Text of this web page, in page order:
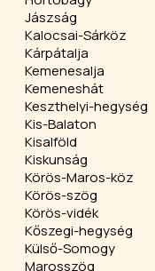
Jászság
Kalocsai-Sárköz
Kárpátalja
Kemenesalja
Kemeneshát
Keszthelyi-hegység
Kis-Balaton
Kisalföld
Kiskunság
Körös-Maros-köz
Körös-szög
Körös-vidék
Kőszegi-hegység
Külső-Somogy
Marosszög